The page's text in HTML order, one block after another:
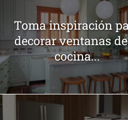
Toma inspiración
decorar ventanas
cocina...